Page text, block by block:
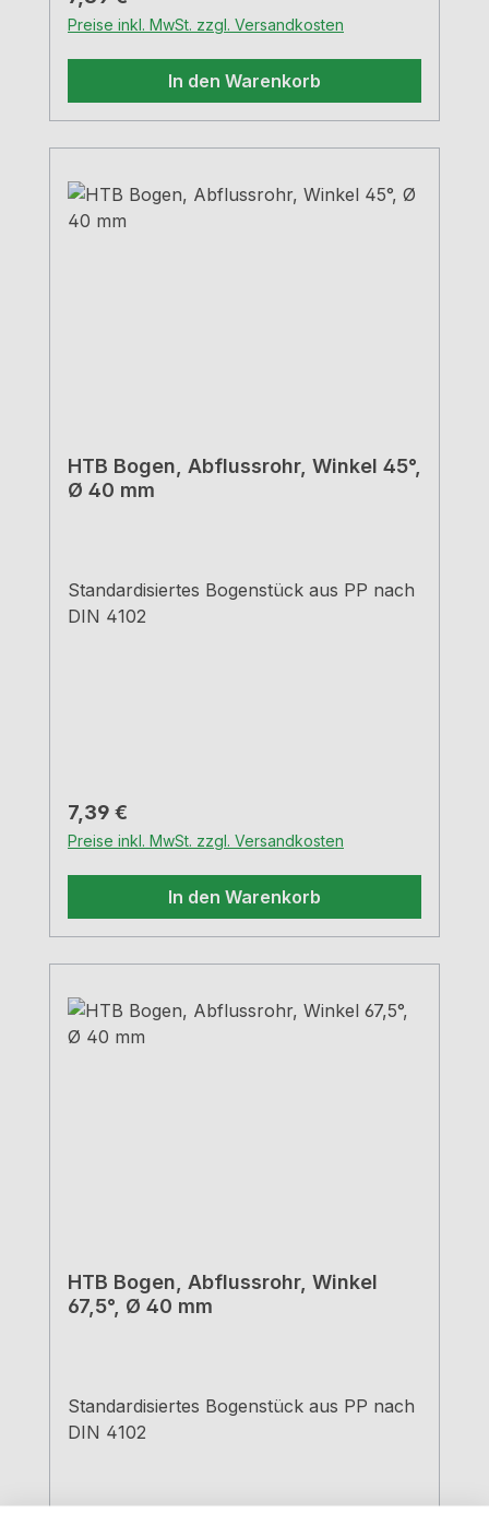
Preise inkl. MwSt. zzgl. Versandkosten
In den Warenkorb
HTB Bogen, Abflussrohr, Winkel 45°,
Ø 40 mm
Standardisiertes Bogenstück aus PP nach
DIN 4102
Regulärer Preis:
7,39 €
Preise inkl. MwSt. zzgl. Versandkosten
In den Warenkorb
HTB Bogen, Abflussrohr, Winkel
67,5°, Ø 40 mm
Standardisiertes Bogenstück aus PP nach
DIN 4102